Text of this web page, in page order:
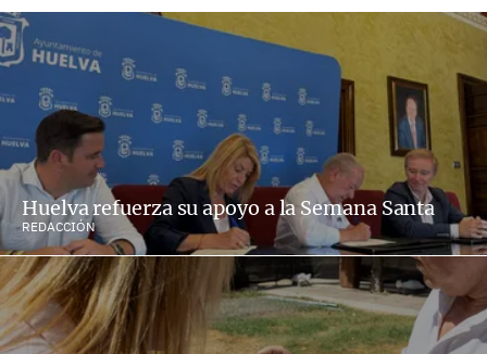
Huelva refuerza su apoyo a la Semana Santa
REDACCIÓN